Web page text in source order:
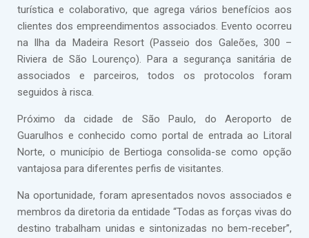
turística e colaborativo, que agrega vários benefícios aos
clientes dos empreendimentos associados. Evento ocorreu
na Ilha da Madeira Resort (Passeio dos Galeões, 300 –
Riviera de São Lourenço). Para a segurança sanitária de
associados e parceiros, todos os protocolos foram
seguidos à risca.
Próximo da cidade de São Paulo, do Aeroporto de
Guarulhos e conhecido como portal de entrada ao Litoral
Norte, o município de Bertioga consolida-se como opção
vantajosa para diferentes perfis de visitantes.
Na oportunidade, foram apresentados novos associados e
membros da diretoria da entidade “Todas as forças vivas do
destino trabalham unidas e sintonizadas no bem-receber”,